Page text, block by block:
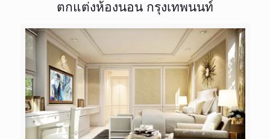
ตกแต่งห้องนอน กรุงเทพนนท์